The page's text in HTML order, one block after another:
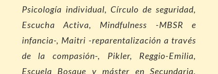
Psicología individual, Círculo de seguridad,
Escucha Activa, Mindfulness -MBSR e
infancia-, Maitri -reparentalización a través
de la compasión-, Pikler, Reggio-Emilia,
Escuela Bosque y máster en Secundaria,